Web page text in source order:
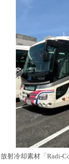
放射冷却素材「Radi-